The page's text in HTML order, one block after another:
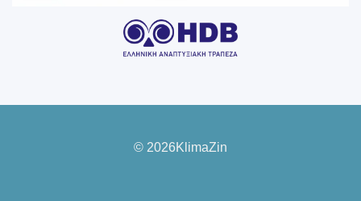
© 2026KlimaZin